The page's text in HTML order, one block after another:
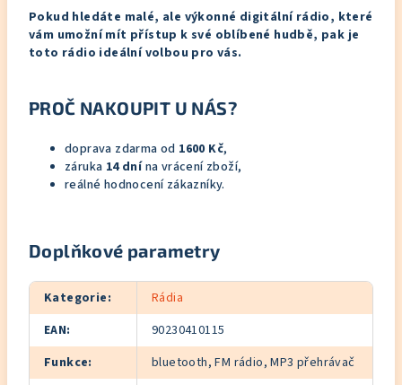
Pokud hledáte malé, ale výkonné digitální rádio, které
vám umožní mít přístup k své oblíbené hudbě, pak je
toto rádio ideální volbou pro vás.
PROČ NAKOUPIT U NÁS?
doprava zdarma od 1600 Kč,
záruka 14 dnína vrácení zboží,
reálné hodnocení zákazníky.
Doplňkové parametry
Kategorie:
Rádia
EAN:
90230410115
Funkce:
bluetooth, FM rádio, MP3 přehrávač